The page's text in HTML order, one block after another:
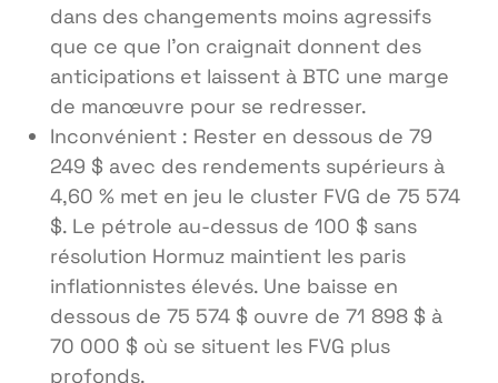
dans des changements moins agressifs
que ce que l’on craignait donnent des
anticipations et laissent à BTC une marge
de manœuvre pour se redresser.
Inconvénient : Rester en dessous de 79
249 $ avec des rendements supérieurs à
4,60 % met en jeu le cluster FVG de 75 574
$. Le pétrole au-dessus de 100 $ sans
résolution Hormuz maintient les paris
inflationnistes élevés. Une baisse en
dessous de 75 574 $ ouvre de 71 898 $ à
70 000 $ où se situent les FVG plus
profonds.